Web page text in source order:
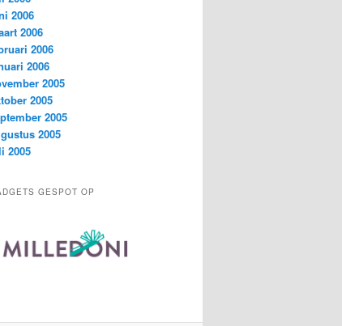
2006
2006
2006
2006
2005
2005
2005
2005
2005
GESPOT OP